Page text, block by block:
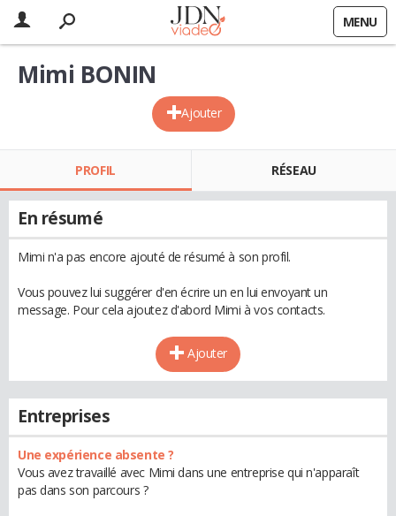
MENU
Ajouter
Mimi BONIN
PROFIL RÉSEAU
En résumé
Mimi n'a pas encore ajouté de résumé à son profil.
Vous pouvez lui suggérer d'en écrire un en lui envoyant un
message. Pour cela ajoutez d'abord Mimi à vos contacts.
Ajouter
Entreprises
Une expérience absente ?
Vous avez travaillé avec Mimi dans une entreprise qui n'apparaît
pas dans son parcours ?